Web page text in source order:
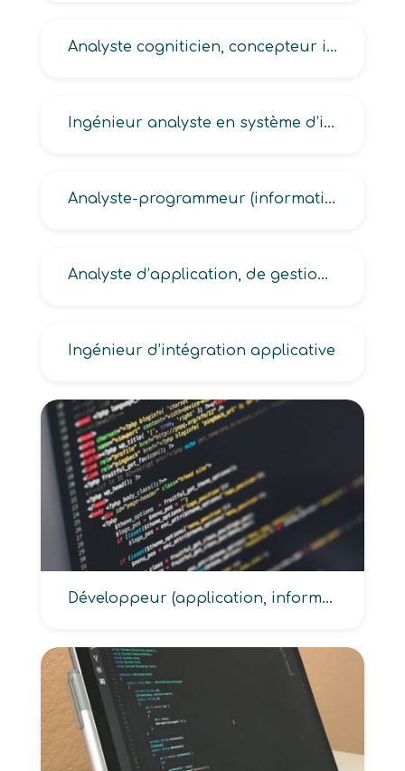
Analyste cogniticien, concepteur informatique
Ingénieur analyste en système d’information, Ingénieur d’analyse et de programmation en informatique de gestion
Analyste-programmeur (informatique, gestion informatique, scientifique informatique)
Analyste d’application, de gestion informatique, d’étude informatique
Ingénieur d’intégration applicative
Développeur (application, informatique, multimédia, web)